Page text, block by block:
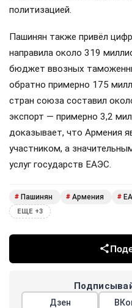
политизацией.
Пашинян также привёл
направила около 319
бюджет ввозных
обратно примерно 175
стран союза составил
экспорт — примерно 3,2
доказывает, что Армения
участником, а
услуг государств ЕАЭС.
# Пашинян # Армения #
ЕЩЕ +3
Дзен